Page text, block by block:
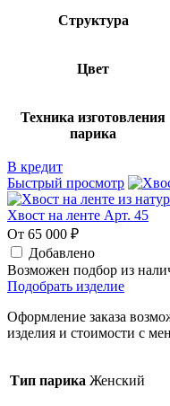
Структура
Цвет
Техника изготовления
парика
В кредит
Быстрый просмотр
Хвост на ленте Арт. 45
От 65 000 ₽
Добавлено
Возможен подбор из
Подобрать изделие
Оформление заказа
изделия и стоимости с
Тип парика Женский